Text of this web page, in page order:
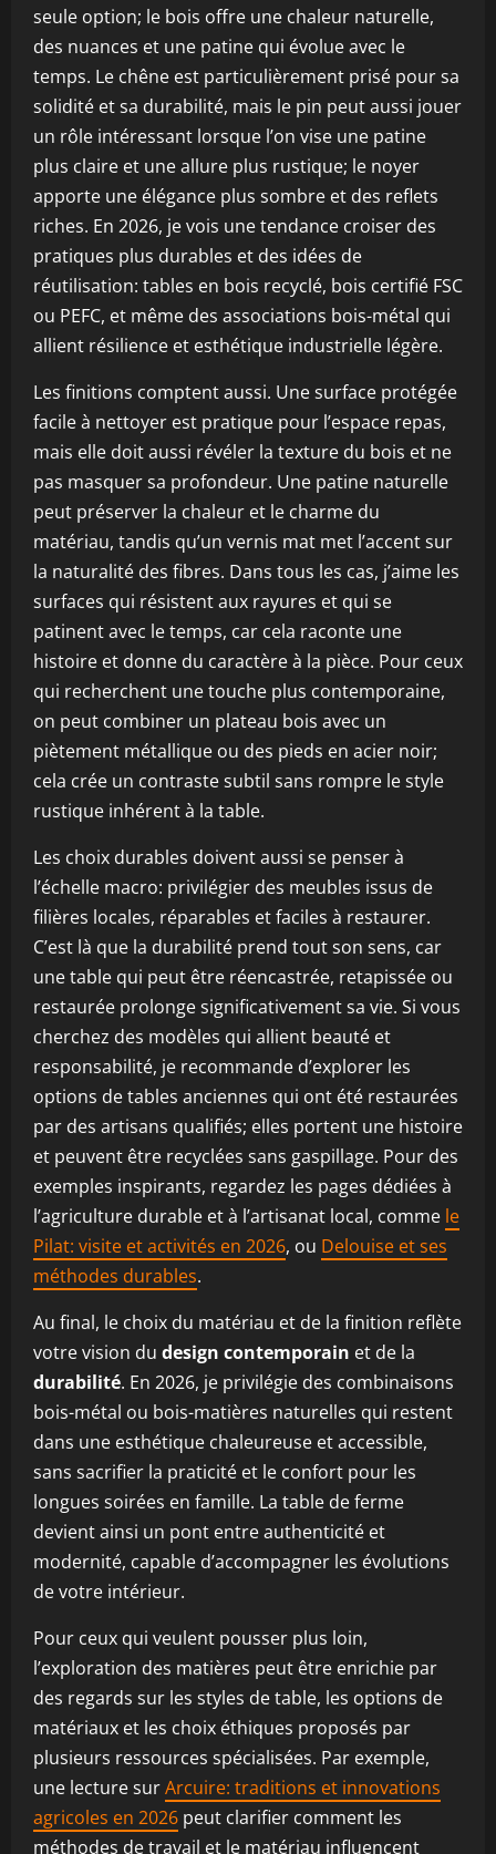
seule option; le bois offre une chaleur naturelle,
des nuances et une patine qui évolue avec le
temps. Le chêne est particulièrement prisé pour sa
solidité et sa durabilité, mais le pin peut aussi jouer
un rôle intéressant lorsque l’on vise une patine
plus claire et une allure plus rustique; le noyer
apporte une élégance plus sombre et des reflets
riches. En 2026, je vois une tendance croiser des
pratiques plus durables et des idées de
réutilisation: tables en bois recyclé, bois certifié FSC
ou PEFC, et même des associations bois-métal qui
allient résilience et esthétique industrielle légère.
Les finitions comptent aussi. Une surface protégée
facile à nettoyer est pratique pour l’espace repas,
mais elle doit aussi révéler la texture du bois et ne
pas masquer sa profondeur. Une patine naturelle
peut préserver la chaleur et le charme du
matériau, tandis qu’un vernis mat met l’accent sur
la naturalité des fibres. Dans tous les cas, j’aime les
surfaces qui résistent aux rayures et qui se
patinent avec le temps, car cela raconte une
histoire et donne du caractère à la pièce. Pour ceux
qui recherchent une touche plus contemporaine,
on peut combiner un plateau bois avec un
piètement métallique ou des pieds en acier noir;
cela crée un contraste subtil sans rompre le style
rustique inhérent à la table.
Les choix durables doivent aussi se penser à
l’échelle macro: privilégier des meubles issus de
filières locales, réparables et faciles à restaurer.
C’est là que la durabilité prend tout son sens, car
une table qui peut être réencastrée, retapissée ou
restaurée prolonge significativement sa vie. Si vous
cherchez des modèles qui allient beauté et
responsabilité, je recommande d’explorer les
options de tables anciennes qui ont été restaurées
par des artisans qualifiés; elles portent une histoire
et peuvent être recyclées sans gaspillage. Pour des
exemples inspirants, regardez les pages dédiées à
l’agriculture durable et à l’artisanat local, comme le
Pilat: visite et activités en 2026, ou Delouise et ses
méthodes durables.
Au final, le choix du matériau et de la finition reflète
votre vision du design contemporain et de la
durabilité. En 2026, je privilégie des combinaisons
bois-métal ou bois-matières naturelles qui restent
dans une esthétique chaleureuse et accessible,
sans sacrifier la praticité et le confort pour les
longues soirées en famille. La table de ferme
devient ainsi un pont entre authenticité et
modernité, capable d’accompagner les évolutions
de votre intérieur.
Pour ceux qui veulent pousser plus loin,
l’exploration des matières peut être enrichie par
des regards sur les styles de table, les options de
matériaux et les choix éthiques proposés par
plusieurs ressources spécialisées. Par exemple,
une lecture surArcuire: traditions et innovations
agricoles en 2026 peut clarifier comment les
méthodes de travail et le matériau influencent